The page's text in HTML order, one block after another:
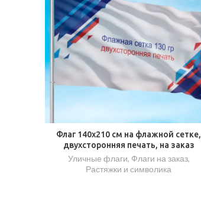
Флаг 140х210 см на флажной сетке,
двухсторонняя печать, на заказ
Уличные флаги, Флаги на заказ,
Растяжки и символика